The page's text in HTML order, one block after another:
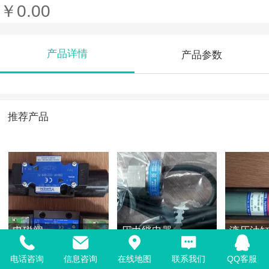
￥0.00
产品详情 产品参数
推荐产品
电磁阀 压力继电器 液压油
电话咨询 信息咨询 在线地图 联系我们 QQ客服